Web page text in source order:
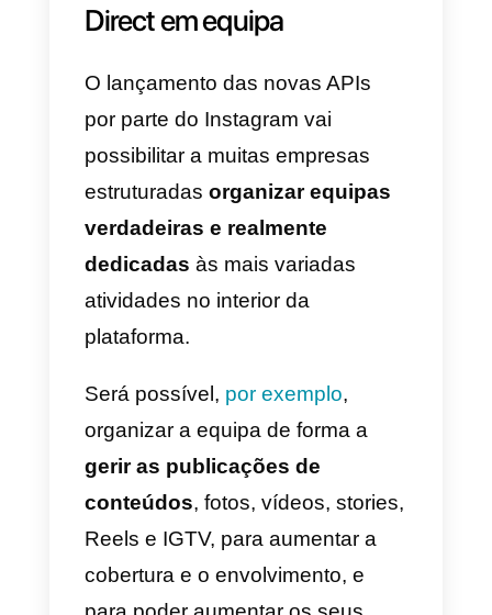
comentários.
Entretanto, asnovas APIs do
Messengervão permitir às
grandes empresas uma gestão
mais profissional das mensagens
do Instagram Direct:
organizar equipas incumbidas
de responder às conversas
geradas no Instagram através de
plataformas externas como a
Callbell
Algumas marcas célebres
Adidas, a Amaro, a Glossier, a